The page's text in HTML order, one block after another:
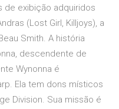
de exibição adquiridos
(Lost Girl, Killjoys), a
Smith. A história
descendente de
Wynonna é
Ela tem dons místicos
Division. Sua missão é